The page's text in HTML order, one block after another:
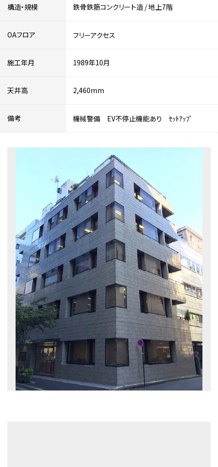
構造・規模 鉄骨鉄筋コンクリート造 /地上7階
OAフロア フリーアクセス
施工年月 1989年10月
天井高 2,460mm
備考 機械警備 EV不停止機能あり ｾｯﾄｱｯﾌﾟ